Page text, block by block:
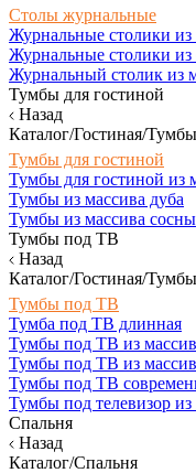
Столы журнальные
Журнальные столики из
Журнальные столики из
Журнальный столик из
Тумбы для гостиной
Назад
Каталог/Гостиная/
Тумбы для гостиной
Тумбы для гостиной из
Тумбы из массива дуба
Тумбы из массива сосны
Тумбы под ТВ
Назад
Каталог/Гостиная/
Тумбы под ТВ
Тумба под ТВ длинная
Тумбы под ТВ из
Тумбы под ТВ из
Тумбы под ТВ
Тумбы под телевизор из
Спальня
Назад
Каталог/Спальня